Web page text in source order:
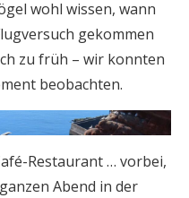
wohl wissen, wann
gekommen
zu früh – wir konnten
beobachten.
Restaurant … vorbei,
Abend in der